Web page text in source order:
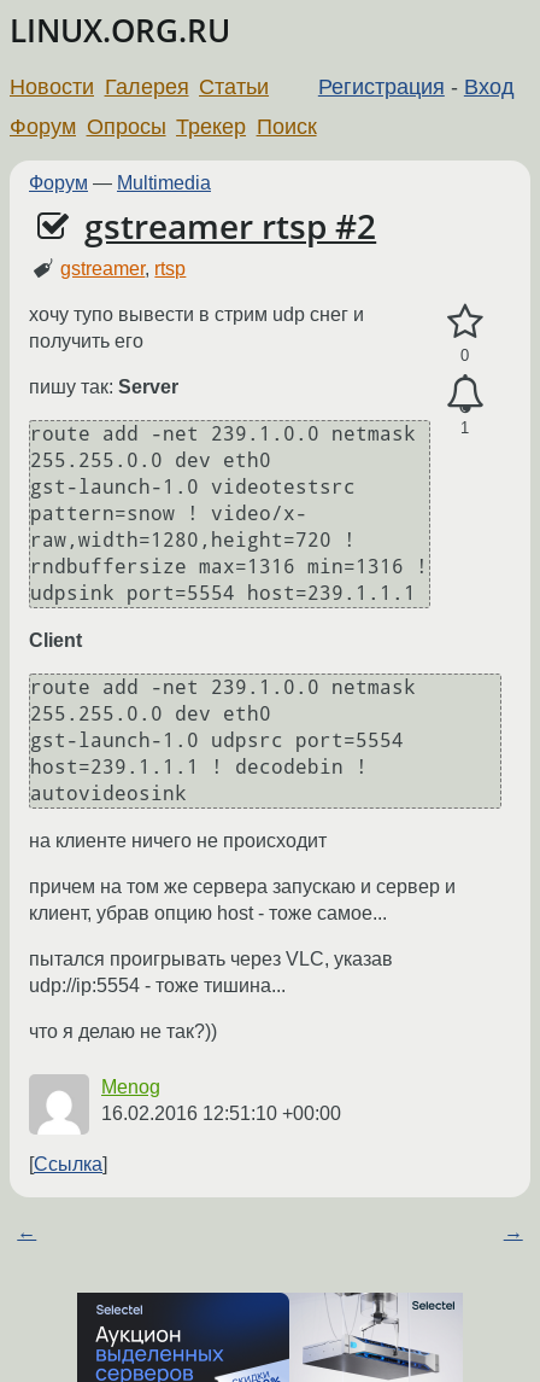
LINUX.ORG.RU
Регистрация - Вход
Новости Галерея Статьи
Форум Опросы Трекер Поиск
Форум — Multimedia
gstreamer rtsp #2
gstreamer, rtsp
0
1
хочу тупо вывести в стрим udp снег и
получить его
пишу так: Server
route add -net 239.1.0.0 netmask
255.255.0.0 dev eth0
gst-launch-1.0 videotestsrc
pattern=snow ! video/x-
raw,width=1280,height=720 !
rndbuffersize max=1316 min=1316 !
udpsink port=5554 host=239.1.1.1
Client
route add -net 239.1.0.0 netmask
255.255.0.0 dev eth0
gst-launch-1.0 udpsrc port=5554
host=239.1.1.1 ! decodebin !
autovideosink
на клиенте ничего не происходит
причем на том же сервера запускаю и сервер и
клиент, убрав опцию host - тоже самое...
пытался проигрывать через VLC, указав
udp://ip:5554 - тоже тишина...
что я делаю не так?))
Menog
16.02.2016 12:51:10 +00:00
Ссылка
← →